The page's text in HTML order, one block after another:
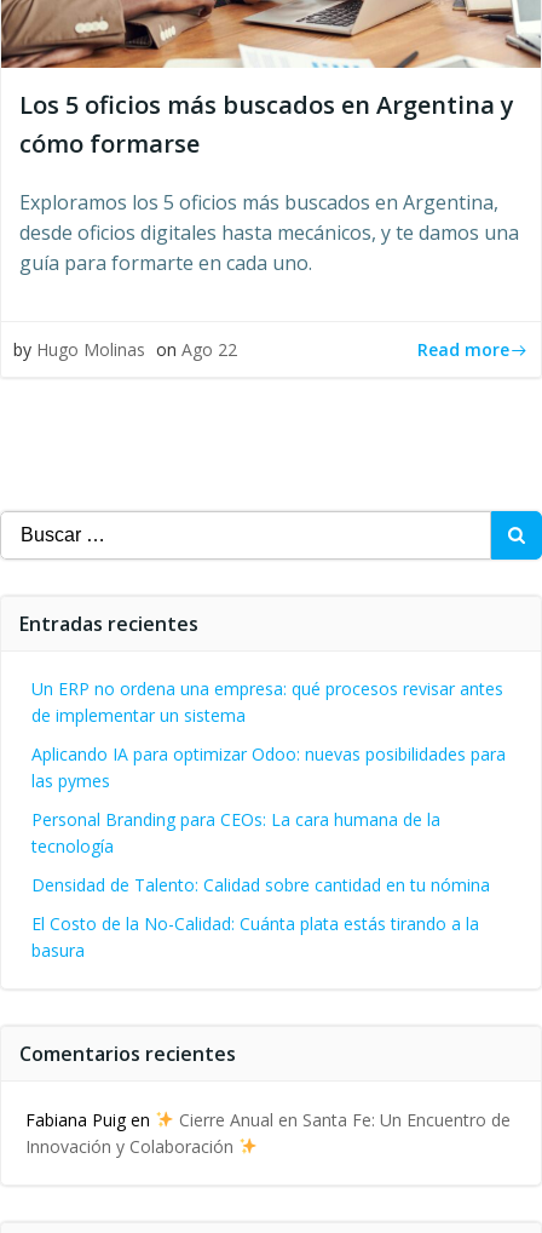
Los 5 oficios más buscados en Argentina y
cómo formarse
Exploramos los 5 oficios más buscados en Argentina,
desde oficios digitales hasta mecánicos, y te damos una
guía para formarte en cada uno.
by Hugo Molinas on Ago 22 Read more
Buscar:
Entradas recientes
Un ERP no ordena una empresa: qué procesos revisar antes
de implementar un sistema
Aplicando IA para optimizar Odoo: nuevas posibilidades para
las pymes
Personal Branding para CEOs: La cara humana de la
tecnología
Densidad de Talento: Calidad sobre cantidad en tu nómina
El Costo de la No-Calidad: Cuánta plata estás tirando a la
basura
Comentarios recientes
Fabiana Puigen
Cierre Anual en Santa Fe: Un Encuentro de
Innovación y Colaboración